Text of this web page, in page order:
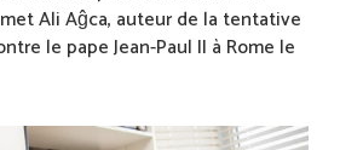
Ali Aĝca, auteur de la tentative
le pape Jean-Paul II à Rome le